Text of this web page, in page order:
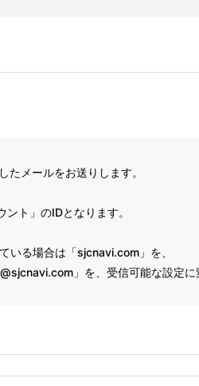
たメールをお送りします。
ト」のIDとなります。
いる場合は「sjcnavi.com」を、
」を、受信可能な設定に